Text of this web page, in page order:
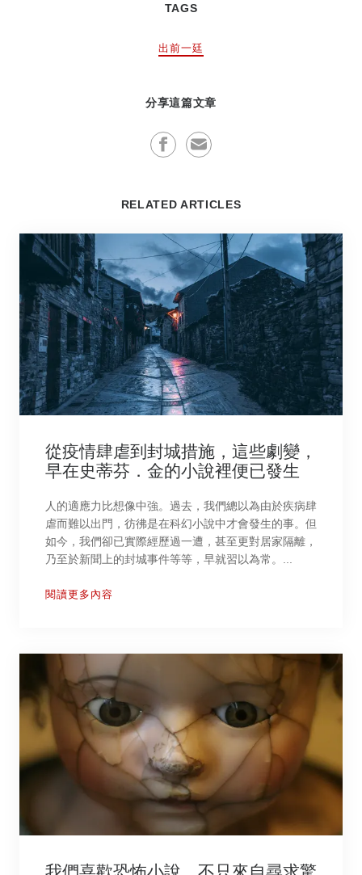
TAGS
出前一廷
分享這篇文章
RELATED ARTICLES
從疫情肆虐到封城措施，這些劇變，
早在史蒂芬．金的小說裡便已發生
人的適應力比想像中強。過去，我們總以為由於疾病肆
虐而難以出門，彷彿是在科幻小說中才會發生的事。但
如今，我們卻已實際經歷過一遭，甚至更對居家隔離，
乃至於新聞上的封城事件等等，早就習以為常。...
閱讀更多內容